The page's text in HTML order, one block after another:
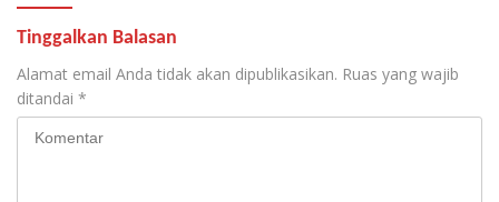
Tinggalkan Balasan
Alamat email Anda tidak akan dipublikasikan. Ruas yang wajib
ditandai *